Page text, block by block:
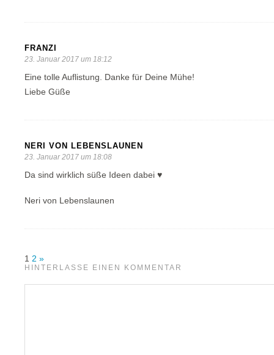
FRANZI
23. Januar 2017 um 18:12
Eine tolle Auflistung. Danke für Deine Mühe!
Liebe Güße
NERI VON LEBENSLAUNEN
23. Januar 2017 um 18:08
Da sind wirklich süße Ideen dabei ♥
Neri von Lebenslaunen
1 2 »
HINTERLASSE EINEN KOMMENTAR